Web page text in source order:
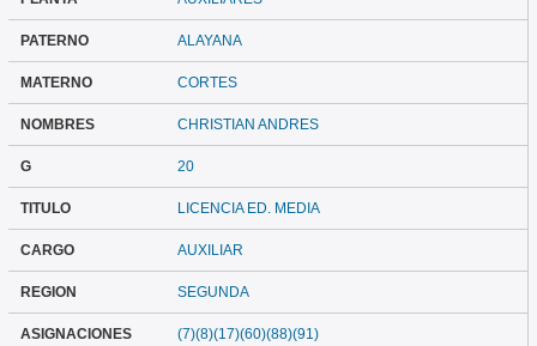
PATERNO ALAYANA
MATERNO CORTES
NOMBRES CHRISTIAN ANDRES
G 20
TITULO LICENCIA ED. MEDIA
CARGO AUXILIAR
REGION SEGUNDA
ASIGNACIONES
(7)(8)(17)(60)(88)(91)